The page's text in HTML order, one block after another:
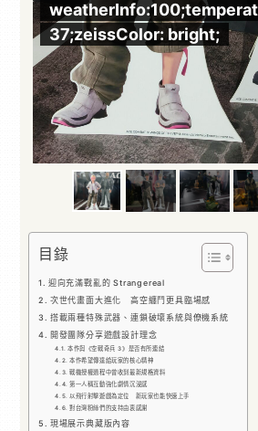
37;zeissColor: bright;
目錄
迎向充滿戰亂的 Strangereal
次世代畫面大進化 高空纏鬥更具臨場感
搭載兩種特殊武器、連鎖破壞系統與僚機系統
開發團隊分享遊戲設計理念
本作與《空戰奇兵 3》是否有所連結
本作希望傳達給玩家的核心精神
戰機授權過程中曾收到最新規格資料
第一人稱互動強化劇情沉浸感
以飛行射擊遊戲為定位 新玩家也能快速上手
對台灣粉絲們的支持由衷感謝
現場展示典藏版內容